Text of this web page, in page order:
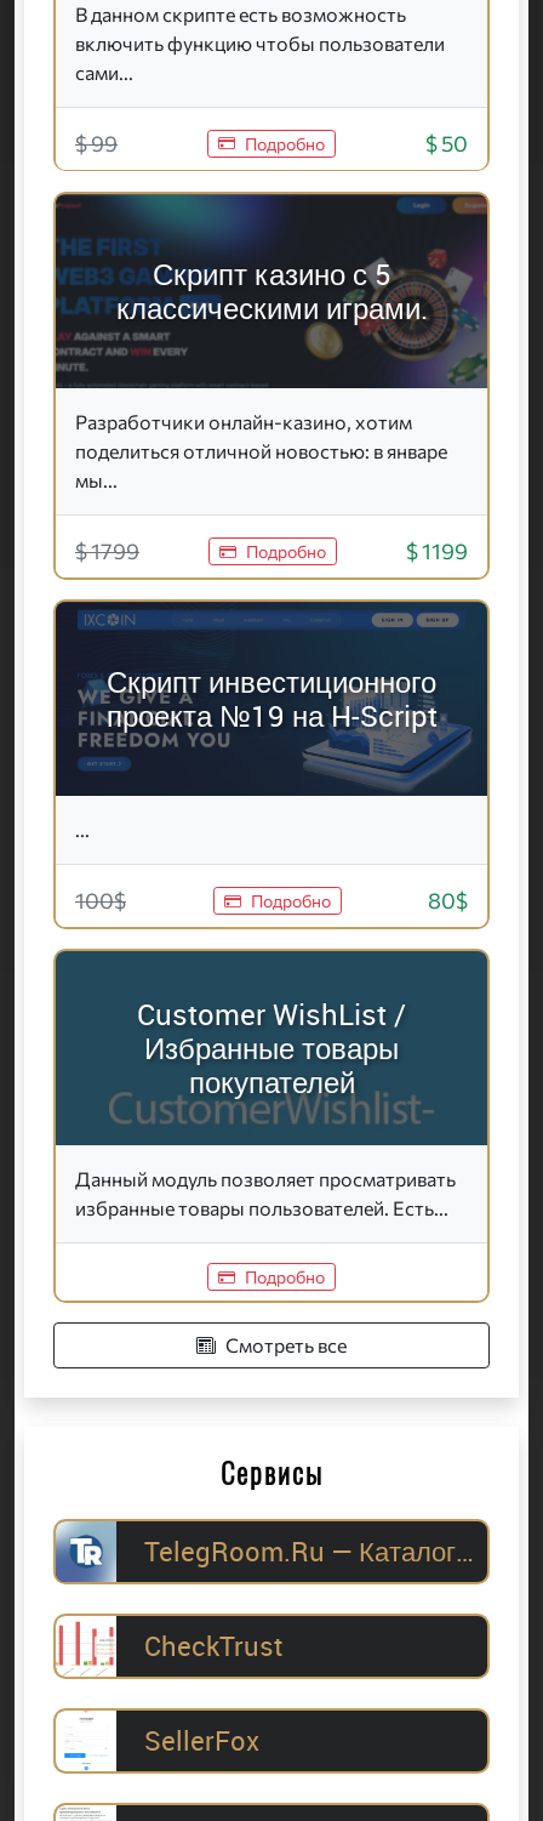
В данном скрипте есть возможность
включить функцию чтобы пользователи
сами...
$ 99 Подробно $ 50
Скрипт казино с 5
классическими играми.
Разработчики онлайн-казино, хотим
поделиться отличной новостью: в январе
мы...
$ 1799 Подробно $ 1199
Скрипт инвестиционного
проекта №19 на H-Script
...
100$ Подробно 80$
Customer WishList /
Избранные товары
покупателей
Данный модуль позволяет просматривать
избранные товары пользователей. Есть...
Подробно
Смотреть все
Сервисы
TelegRoom.Ru — Каталог Telegram-каналов для
CheckTrust
SellerFox